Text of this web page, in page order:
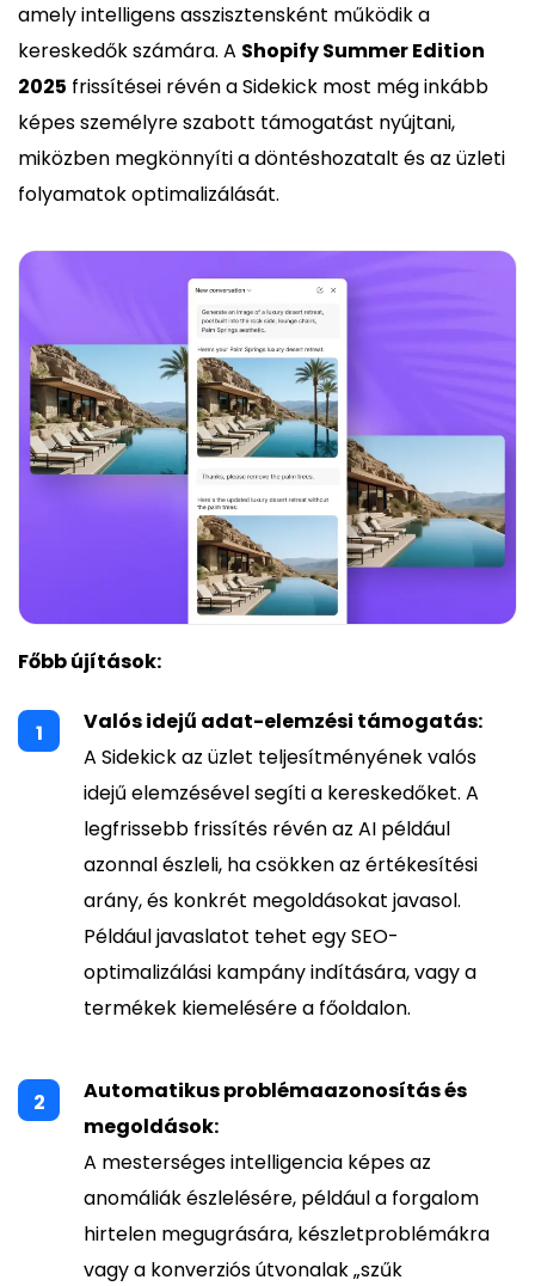
amely intelligens asszisztensként működik a
kereskedők számára. A Shopify Summer Edition
2025 frissítései révén a Sidekick most még inkább
képes személyre szabott támogatást nyújtani,
miközben megkönnyíti a döntéshozatalt és az üzleti
folyamatok optimalizálását.
Főbb újítások:
Valós idejű adat-elemzési támogatás:
A Sidekick az üzlet teljesítményének valós
idejű elemzésével segíti a kereskedőket. A
legfrissebb frissítés révén az AI például
azonnal észleli, ha csökken az értékesítési
arány, és konkrét megoldásokat javasol.
Például javaslatot tehet egy SEO-
optimalizálási kampány indítására, vagy a
termékek kiemelésére a főoldalon.
Automatikus problémaazonosítás és
megoldások:
A mesterséges intelligencia képes az
anomáliák észlelésére, például a forgalom
hirtelen megugrására, készletproblémákra
vagy a konverziós útvonalak „szűk